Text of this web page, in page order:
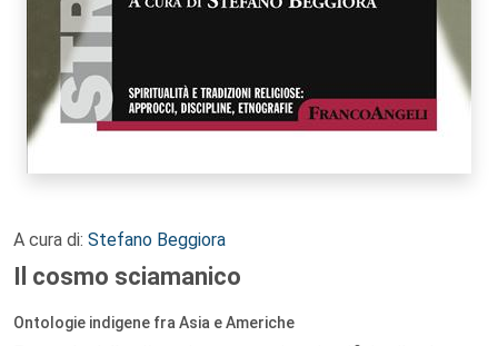
A cura di: Stefano Beggiora
Il cosmo sciamanico
Ontologie indigene fra Asia e Americhe